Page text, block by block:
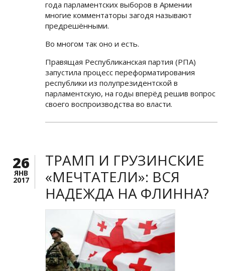
года парламентских выборов в Армении
многие комментаторы загодя называют
предрешёнными.
Во многом так оно и есть.
Правящая Республиканская партия (РПА)
запустила процесс переформатирования
республики из полупрезидентской в
парламентскую, на годы вперёд решив вопрос
своего воспроизводства во власти.
26
ЯНВ
2017
ТРАМП И ГРУЗИНСКИЕ
«МЕЧТАТЕЛИ»: ВСЯ
НАДЕЖДА НА ФЛИННА?